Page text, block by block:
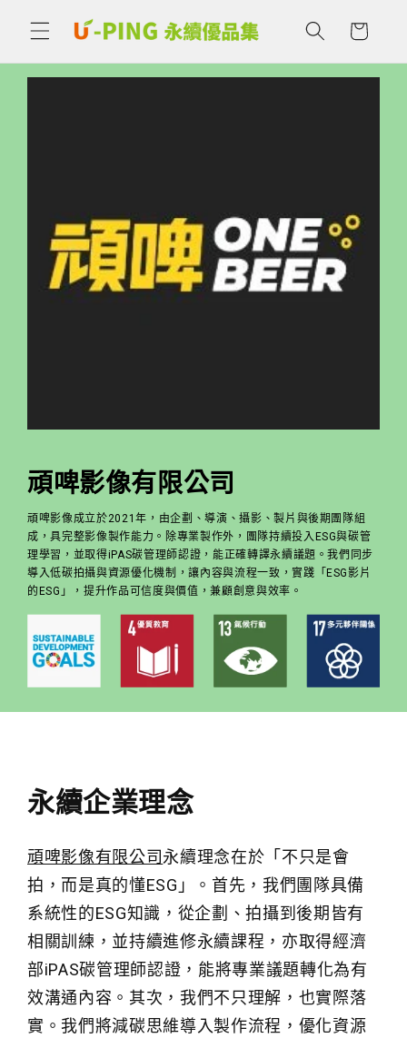
容
物
頑啤影像有限公司
頑啤影像成立於2021年，由企劃、導演、攝影、製片與後期團隊組
成，具完整影像製作能力。除專業製作外，團隊持續投入ESG與碳管
理學習，並取得iPAS碳管理師認證，能正確轉譯永續議題。我們同步
導入低碳拍攝與資源優化機制，讓內容與流程一致，實踐「ESG影片
的ESG」，提升作品可信度與價值，兼顧創意與效率。
永續企業理念
頑啤影像有限公司永續理念在於「不只是會
拍，而是真的懂ESG」。首先，我們團隊具備
系統性的ESG知識，從企劃、拍攝到後期皆有
相關訓練，並持續進修永續課程，亦取得經濟
部iPAS碳管理師認證，能將專業議題轉化為有
效溝通內容。其次，我們不只理解，也實際落
實。我們將減碳思維導入製作流程，優化資源